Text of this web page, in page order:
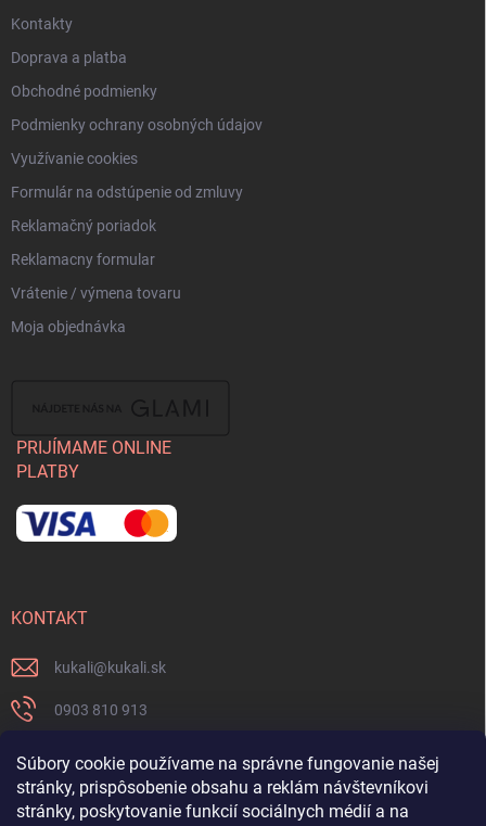
Súbory cookie používame na správne fungovanie našej
stránky, prispôsobenie obsahu a reklám návštevníkovi
stránky, poskytovanie funkcií sociálnych médií a na
Kontakty
Doprava a platba
Obchodné podmienky
Podmienky ochrany osobných údajov
Využívanie cookies
Formulár na odstúpenie od zmluvy
Reklamačný poriadok
Reklamacny formular
Vrátenie / výmena tovaru
Moja objednávka
PRIJÍMAME ONLINE
PLATBY
KONTAKT
kukali@kukali.sk
0903 810 913
Nenechajte si ujsť novinky a sledujte nás na FB